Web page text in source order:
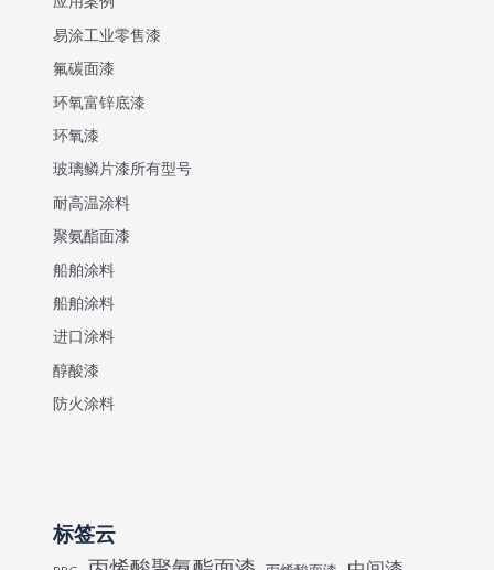
易涂工业零售漆
氟碳面漆
环氧富锌底漆
环氧漆
玻璃鳞片漆所有型号
耐高温涂料
聚氨酯面漆
船舶涂料
船舶涂料
进口涂料
醇酸漆
防火涂料
标签云